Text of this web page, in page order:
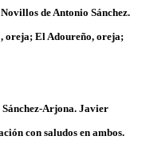
de Antonio Sánchez.
oreja; El Adoureño, oreja;
Arjona. Javier
con saludos en ambos.